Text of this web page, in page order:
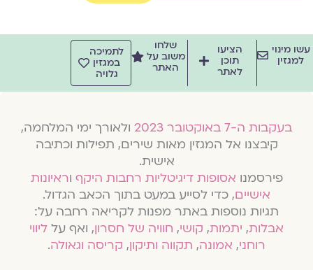
מינוי
למגזין
הציעו
תוכן
לאתר
שלחו
משוב על
האתר
לתמיכה
במגזין
גלויה
בעקבות ה-7 באוקטובר 2023
ולאורך ימי המלחמה,
קיבצנו אל המגזין מאות שירים, תפילות וכתיבה
אישית.
פירסמנואסופות דיגיטליות רחבות היקףוראיונות
אישיים, כדי לסייע במעט בתוך הכאב הגדול.
תגיות נוספות באתר מפנות לקריאה רחבה על:
אבלות,יתמות,קושי,חוויה של חסרון, ואף עלליווי
רוחני,אמונה,תקווה ותיקון,קריסה וגאולה.